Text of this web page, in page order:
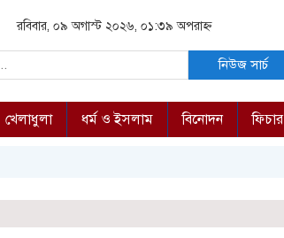
রবিবার, ০৯ অগাস্ট ২০২৬, ০১:৩৯ অপরাহ্ন
নিউজ সার্চ
খেলাধুলা ধর্ম ও ইসলাম বিনোদন ফিচার